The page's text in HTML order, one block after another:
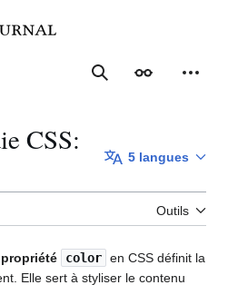
RechercherApparence
CSS:
5 langues
Outils
color en CSS définit la
Elle sert à styliser le contenu